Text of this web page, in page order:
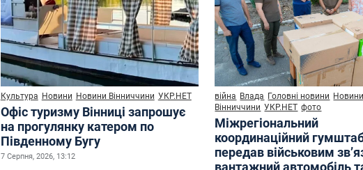
Культура Новини Новини Вінниччини УКР.НЕТ
Офіс туризму Вінниці запрошує
на прогулянку катером по
Південному Бугу
7 Серпня, 2026, 13:12
війна Влада Головні новини
Вінниччини УКР.НЕТ фото
Міжрегіональний
координаційний
передав військовим